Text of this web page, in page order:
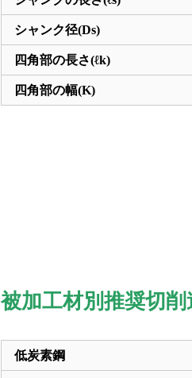
シャンク径(Ds)
四角部の長さ(ℓk)
四角部の幅(K)
被加工材別推奨切削
低炭素鋼